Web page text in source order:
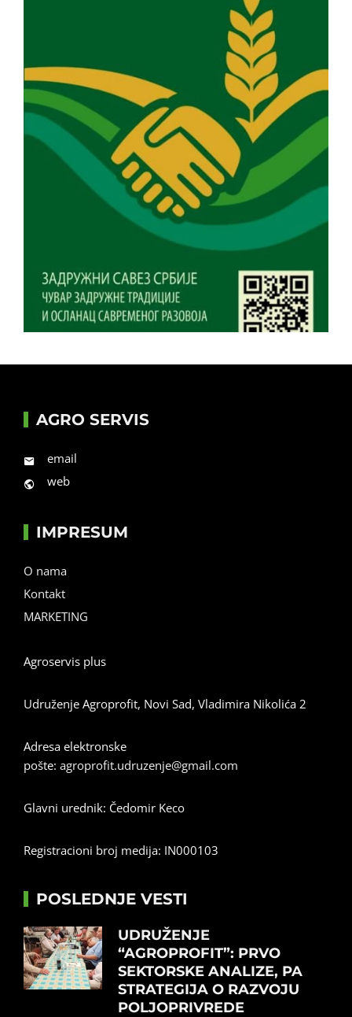
AGRO SERVIS
email
web
IMPRESUM
O nama
Kontakt
MARKETING
Agroservis plus
Udruženje Agroprofit, Novi Sad, Vladimira Nikolića 2
Adresa elektronske
pošte: agroprofit.udruzenje@gmail.com
Glavni urednik: Čedomir Keco
Registracioni broj medija: IN000103
POSLEDNJE VESTI
UDRUŽENJE
“AGROPROFIT”: PRVO
SEKTORSKE ANALIZE, PA
STRATEGIJA O RAZVOJU
POLJOPRIVREDE